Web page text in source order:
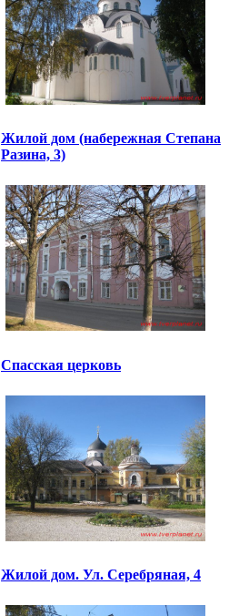
Жилой дом (набережная Степана
Разина, 3)
Спасская церковь
Жилой дом. Ул. Серебряная, 4